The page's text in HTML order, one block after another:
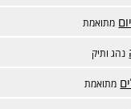
מתואמת
נהג ותיק
מתואמת